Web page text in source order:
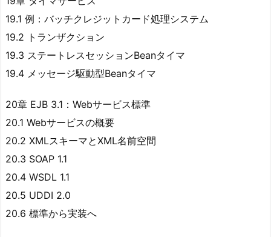
19.1 例：バッチクレジットカード処理システム
19.2 トランザクション
19.3 ステートレスセッションBeanタイマ
19.4 メッセージ駆動型Beanタイマ
20章 EJB 3.1：Webサービス標準
20.1 Webサービスの概要
20.2 XMLスキーマとXML名前空間
20.3 SOAP 1.1
20.4 WSDL 1.1
20.5 UDDI 2.0
20.6 標準から実装へ